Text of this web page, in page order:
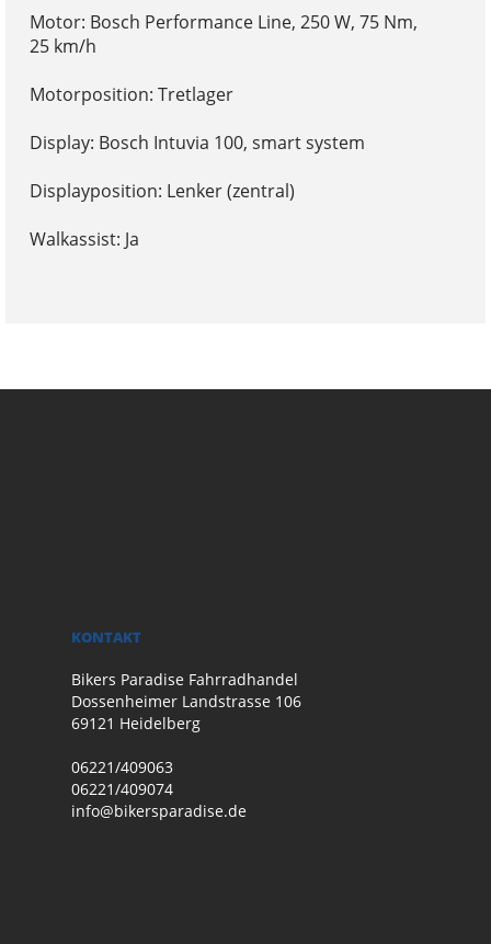
Motor: Bosch Performance Line, 250 W, 75 Nm,
25 km/h
Motorposition: Tretlager
Display: Bosch Intuvia 100, smart system
Displayposition: Lenker (zentral)
Walkassist: Ja
KONTAKT
Bikers Paradise Fahrradhandel
Dossenheimer Landstrasse 106
69121 Heidelberg
06221/409063
06221/409074
info@bikersparadise.de